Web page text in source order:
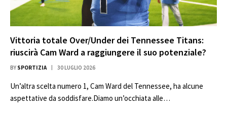
Vittoria totale Over/Under dei Tennessee Titans:
riuscirà Cam Ward a raggiungere il suo potenziale?
BY SPORTIZIA 30 LUGLIO 2026
Un’altra scelta numero 1, Cam Ward del Tennessee, ha alcune
aspettative da soddisfare.Diamo un’occhiata alle…